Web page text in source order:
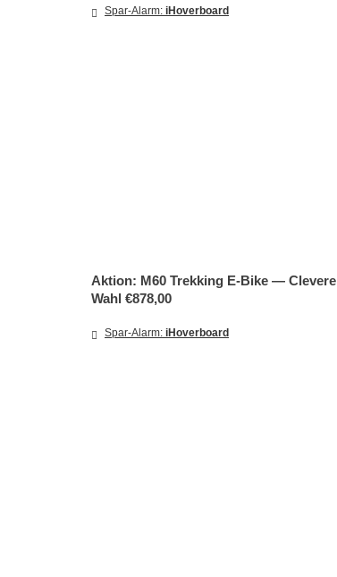
Spar-Alarm: iHoverboard
Aktion: M60 Trekking E‑Bike — Clevere
Wahl €878,00
Spar-Alarm: iHoverboard